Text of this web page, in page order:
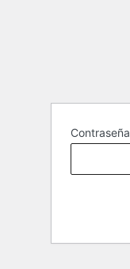
Contraseña